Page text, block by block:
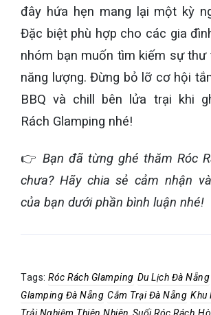
đây hứa hẹn mang lại một kỳ
Đặc biệt phù hợp cho các gia
nhóm bạn muốn tìm kiếm sự thư
năng lượng. Đừng bỏ lỡ cơ hội
BBQ và chill bên lửa trại khi
Rách Glamping nhé!
👉 Bạn đã từng ghé thăm Róc
chưa? Hãy chia sẻ cảm nhận
của bạn dưới phần bình luận nhé!
Tags: Róc Rách Glamping Du Lịch Đà Nẵng
Glamping Đà Nẵng Cắm Trại Đà Nẵng Khu
Trải Nghiệm Thiên Nhiên Suối Róc Rách